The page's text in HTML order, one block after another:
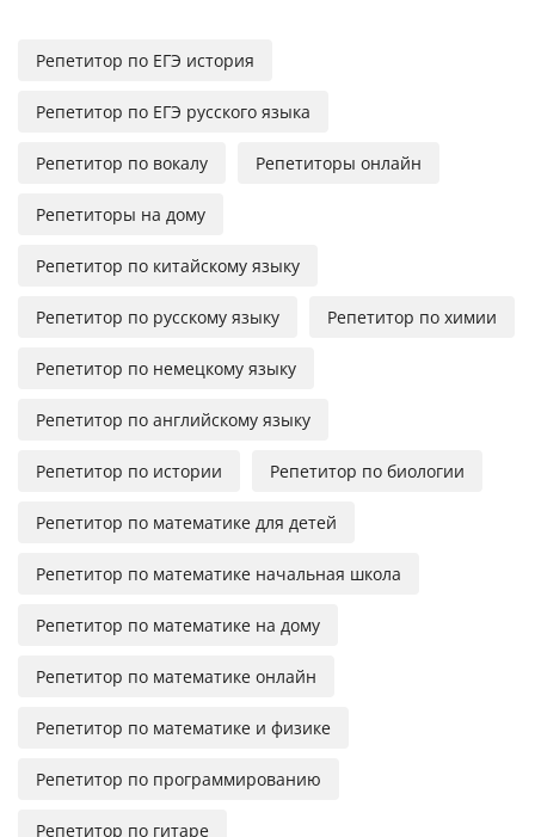
Репетитор по ЕГЭ история
Репетитор по ЕГЭ русского языка
Репетитор по вокалу Репетиторы онлайн
Репетиторы на дому
Репетитор по китайскому языку
Репетитор по русскому языку Репетитор по химии
Репетитор по немецкому языку
Репетитор по английскому языку
Репетитор по истории Репетитор по биологии
Репетитор по математике для детей
Репетитор по математике начальная школа
Репетитор по математике на дому
Репетитор по математике онлайн
Репетитор по математике и физике
Репетитор по программированию
Репетитор по гитаре